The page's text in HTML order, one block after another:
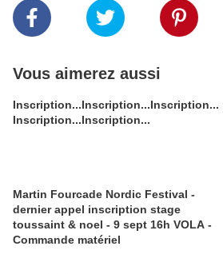
Vous aimerez aussi
Inscription...Inscription...Inscription...
Inscription...Inscription...
Martin Fourcade Nordic Festival -
dernier appel inscription stage
toussaint & noel - 9 sept 16h VOLA -
Commande matériel